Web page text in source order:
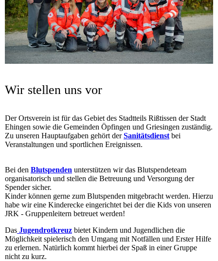
Wir stellen uns vor
Der Ortsverein ist für das Gebiet des Stadtteils Rißtissen der Stadt
Ehingen sowie die Gemeinden Öpfingen und Griesingen zuständig.
Zu unseren Hauptaufgaben gehört derSanitätsdienst bei
Veranstaltungen und sportlichen Ereignissen.
Bei den Blutspenden unterstützen wir das Blutspendeteam
organisatorisch und stellen die Betreuung und Versorgung der
Spender sicher.
Kinder können gerne zum Blutspenden mitgebracht werden. Hierzu
habe wir eine Kinderecke eingerichtet bei der die Kids von unseren
JRK - Gruppenleitern betreuet werden!
Das Jugendrotkreuz bietet Kindern und Jugendlichen die
Möglichkeit spielerisch den Umgang mit Notfällen und Erster Hilfe
zu erlernen. Natürlich kommt hierbei der Spaß in einer Gruppe
nicht zu kurz.